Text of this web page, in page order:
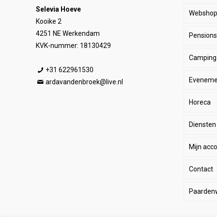
Selevia Hoeve
Kooike 2
4251 NE Werkendam
KVK-nummer: 18130429
+31 622961530
ardavandenbroek@live.nl
Webshop
Paard
Ruiter
Stal
SALE
Camping
Horeca
Diensten
Mijn
Contact